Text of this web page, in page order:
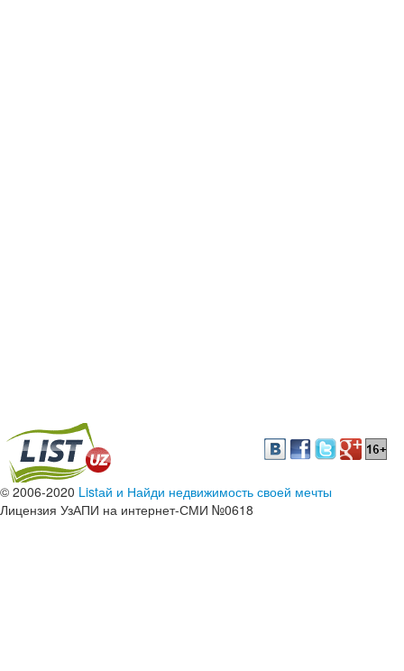
© 2006-2020 Listай и Найди недвижимость своей мечты
Лицензия УзАПИ на интернет-СМИ №0618